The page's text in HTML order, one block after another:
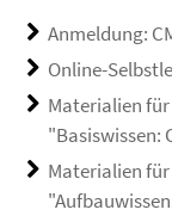
Anmeldung:
Online-
Materialien für
"Basiswissen:
Materialien für